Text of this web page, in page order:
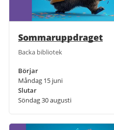
Sommaruppdraget
Backa bibliotek
Börjar
Måndag 15 juni
Slutar
Söndag 30 augusti